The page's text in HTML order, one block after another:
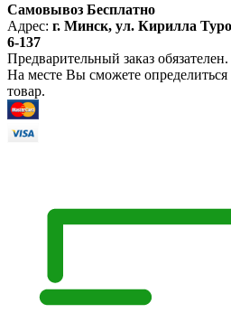
Самовывоз Бесплатно
Адрес: г. Минск, ул. Кирилла
6-137
Предварительный заказ обязателен.
На месте Вы сможете
товар.